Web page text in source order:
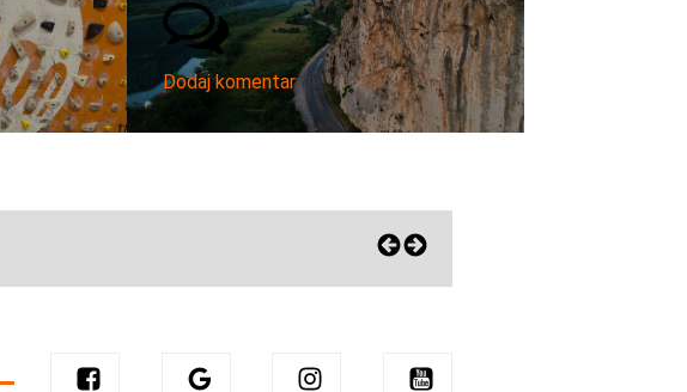
Dodaj komentar
Eni zagrlila Sharmu! Pohvalila